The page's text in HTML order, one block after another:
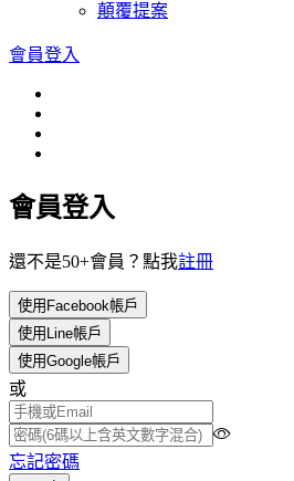
顛覆提案
會員登入
會員登入
還不是50+會員？點我註冊
使用Facebook帳戶
使用Line帳戶
使用Google帳戶
或
忘記密碼